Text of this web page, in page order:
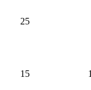
25
15